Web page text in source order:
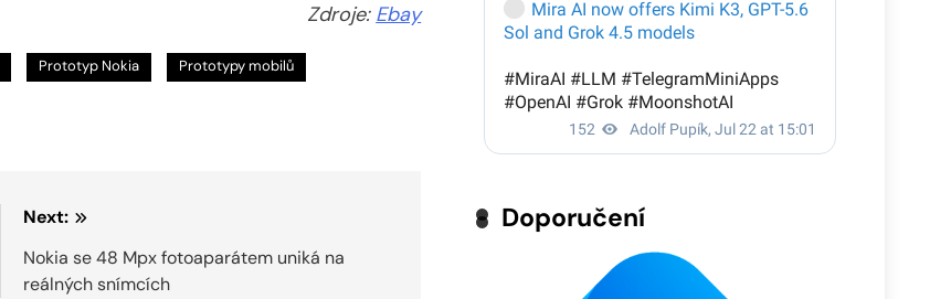
Zdroje: Ebay
Prototyp Nokia Prototypy mobilů
Next:
Nokia se 48 Mpx fotoaparátem uniká na
reálných snímcích
Doporučení